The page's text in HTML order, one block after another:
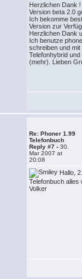
Herzlichen Dank
Version beta 2.0
Ich bekomme
Version zur
Herzlichen Dank
Ich benutze
schreiben und
Telefonhybrid
(mehr). Lieben
Re: Phoner 1.99
Telefonbuch
Reply #7 - 30.
Mar 2007 at
20:08
Hallo,
Telefonbuch alles
Volker